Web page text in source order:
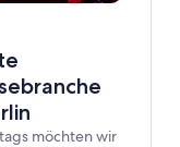
möchten wir